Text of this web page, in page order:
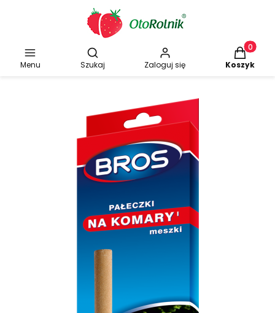
Menu
Otwórz wyszukiwarkę
Szukaj Zaloguj się
Produkty
Koszyk